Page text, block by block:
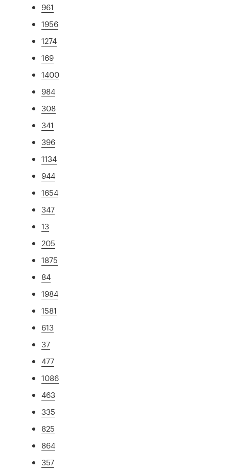
961
1956
1274
169
1400
984
308
341
396
1134
944
1654
347
13
205
1875
84
1984
1581
613
37
477
1086
463
335
825
864
357